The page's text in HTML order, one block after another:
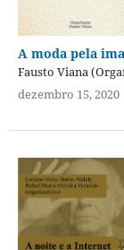
A moda pela
Fausto Viana
dezembro 15, 2020